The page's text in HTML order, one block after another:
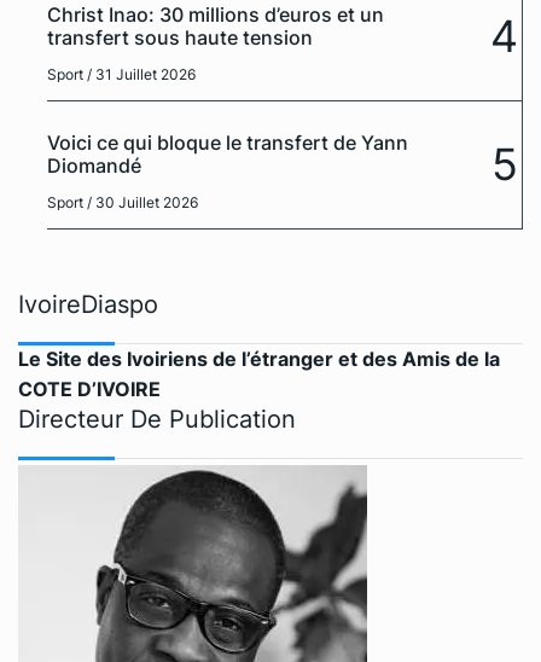
Christ Inao: 30 millions d’euros et un
transfert sous haute tension
Sport / 31 Juillet 2026
4
Voici ce qui bloque le transfert de Yann
Diomandé
Sport / 30 Juillet 2026
5
IvoireDiaspo
Le Site des Ivoiriens de l’étranger et des Amis de la
COTE D’IVOIRE
Directeur De Publication